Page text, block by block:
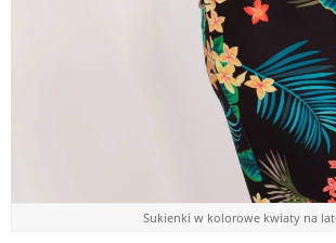
Sukienki w kolorowe kwiaty na